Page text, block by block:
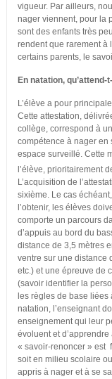
vigueur. Par ailleurs,
nager viennent, pour la
sont des enfants très
rendent que rarement à
certains parents, le
En natation,
L’élève a pour
Cette attestation,
collège, correspond à
compétence à nager en
espace surveillé. Cette
l’élève, prioritairement
L’acquisition de
sixième. Le cas
l’obtenir, les élèves
comporte un parcours
d’appuis au bord du
distance de 3,5 mètres
ventre sur une distance
etc.) et une épreuve de
(savoir identifier la
les règles de base liées
natation, l’enseignant
enseignement qui leur
évoluent et
« savoir-renoncer » est
soit en milieu scolaire
appris à nager et à se